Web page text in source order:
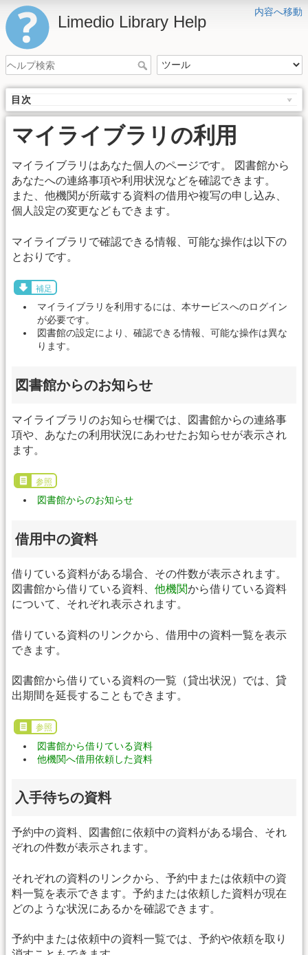
内容へ移動
Limedio Library Help
目次
マイライブラリの利用
マイライブラリはあなた個人のページです。 図書館から
あなたへの連絡事項や利用状況などを確認できます。
また、他機関が所蔵する資料の借用や複写の申し込み、
個人設定の変更などもできます。
マイライブラリで確認できる情報、可能な操作は以下の
とおりです。
補足
マイライブラリを利用するには、本サービスへのログイン
が必要です。
図書館の設定により、確認できる情報、可能な操作は異な
ります。
図書館からのお知らせ
マイライブラリのお知らせ欄では、図書館からの連絡事
項や、あなたの利用状況にあわせたお知らせが表示され
ます。
参照
図書館からのお知らせ
借用中の資料
借りている資料がある場合、その件数が表示されます。
図書館から借りている資料、 他機関から借りている資料
について、それぞれ表示されます。
借りている資料のリンクから、借用中の資料一覧を表示
できます。
図書館から借りている資料の一覧（貸出状況）では、貸
出期間を延長することもできます。
参照
図書館から借りている資料
他機関へ借用依頼した資料
入手待ちの資料
予約中の資料、図書館に依頼中の資料がある場合、それ
ぞれの件数が表示されます。
それぞれの資料のリンクから、予約中または依頼中の資
料一覧を表示できます。予約または依頼した資料が現在
どのような状況にあるかを確認できます。
予約中または依頼中の資料一覧では、予約や依頼を取り